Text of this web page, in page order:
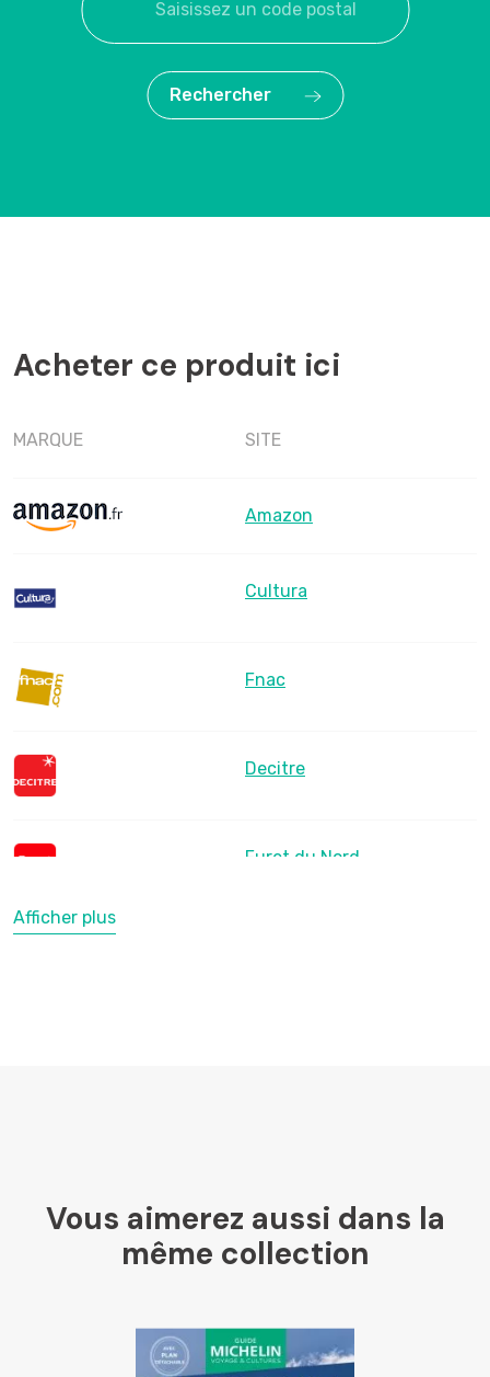
Rechercher
Acheter ce produit ici
MARQUE SITE
Amazon
Cultura
Fnac
Decitre
Furet du Nord
Mollat
Afficher plus
Vous aimerez aussi dans la
même collection